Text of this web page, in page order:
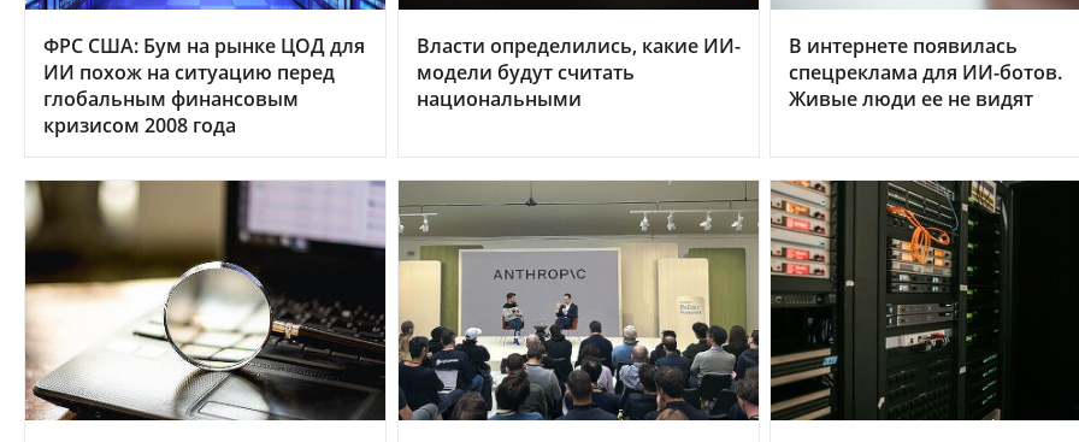
ФРС США: Бум на рынке ЦОД для
ИИ похож на ситуацию перед
глобальным финансовым
кризисом 2008 года
Власти определились, какие ИИ-
модели будут считать
национальными
В интернете появилась
спецреклама для ИИ-ботов.
Живые люди ее не видят